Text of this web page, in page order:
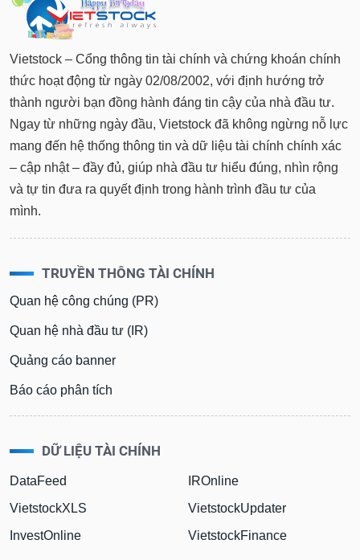
Vietstock – Cổng thông tin tài chính và chứng khoán chính
thức hoạt động từ ngày 02/08/2002, với định hướng trở
thành người bạn đồng hành đáng tin cậy của nhà đầu tư.
Ngay từ những ngày đầu, Vietstock đã không ngừng nỗ lực
mang đến hệ thống thông tin và dữ liệu tài chính chính xác
– cập nhật – đầy đủ, giúp nhà đầu tư hiểu đúng, nhìn rộng
và tự tin đưa ra quyết định trong hành trình đầu tư của
mình.
TRUYỀN THÔNG TÀI CHÍNH
Quan hệ công chúng (PR)
Quan hệ nhà đầu tư (IR)
Quảng cáo banner
Báo cáo phân tích
DỮ LIỆU TÀI CHÍNH
DataFeed
VietstockXLS
InvestOnline
IROnline
VietstockUpdater
VietstockFinance